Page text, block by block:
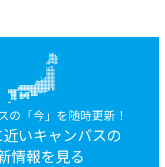
の「今」を随時更新！
いキャンパスの
情報を見る